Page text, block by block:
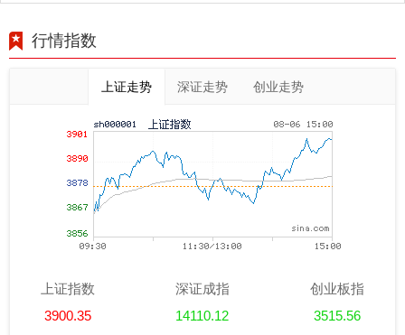
行情指数
上证走势 深证走势 创业走势
上证指数
3900.35
深证成指
14110.12
创业板指
3515.56